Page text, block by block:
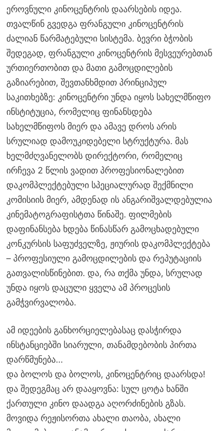
ეროვნული კინოცენტრის დაარსების იდეა.
თვალწინ გვედგა ფრანგული კინოცენტრის
ძალიან წარმატებული სისტემა. ბევრი ბჭობის
შედეგად, ფრანგული კინოცენტრის მესვეურებთან
ურთიერთობით და მათი გამოცდილების
გაზიარებით, შევთანხმდით პრინციპულ
საკითხებზე: კინოცენტრი უნდა იყოს სახელმწიფო
ინსტიტუცია, რომელიც ფინანსდება
სახელმწიფოს მიერ და ამავე დროს არის
სრულიად დამოუკიდებელი სტრუქტურა. მას
ხელმძღვანელობს დირექტორი, რომელიც
ირჩევა 2 წლის ვადით პროფესიონალებით
დაკომპლექტებული სპეციალურად შექმნილი
კომისიის მიერ, ამდენად ის ანგარიშვალდებულია
კინემატოგრაფისტთა წინაშე. ფილმების
დაფინანსება ხდება წინასწარ გამოცხადებული
კონკურსის საფუძველზე, ჟიურის დაკომპლექტება
– პროფესიული გამოცდილების და რეპუტაციის
გათვალისწინებით. და, რა თქმა უნდა, სრულად
უნდა იყოს დაცული ყველა ამ პროცესის
გამჭვირვალობა.
ამ იდეების განხორციელებასაც დასჭირდა
ინსტანციებში სიარული, თანამდებობის პირთა
დარწმუნება…
და ბოლოს და ბოლოს, კინოცენტრიც დაარსდა!
და შედეგმაც არ დააყოვნა: სულ ცოტა ხანში
ქართული კინო დაადგა აღორძინების გზას.
მოვიდა რეჟისორთა ახალი თაობა, ახალი